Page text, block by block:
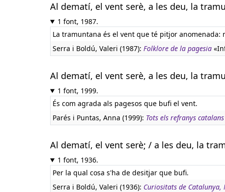
Al dematí, el vent serè, a les deu, la
1 font, 1987.
La tramuntana és el vent que té pitjor anomenada:
Serra i Boldú, Valeri (1987): Folklore de la pagesia
Al dematí, el vent serè, a les deu, la
1 font, 1999.
És com agrada als pagesos que bufi el vent.
Parés i Puntas, Anna (1999): Tots els refranys catalans
Al dematí, el vent serè; / a les deu, la
1 font, 1936.
Per la qual cosa s'ha de desitjar que bufi.
Serra i Boldú, Valeri (1936): Curiositats de Catalunya,